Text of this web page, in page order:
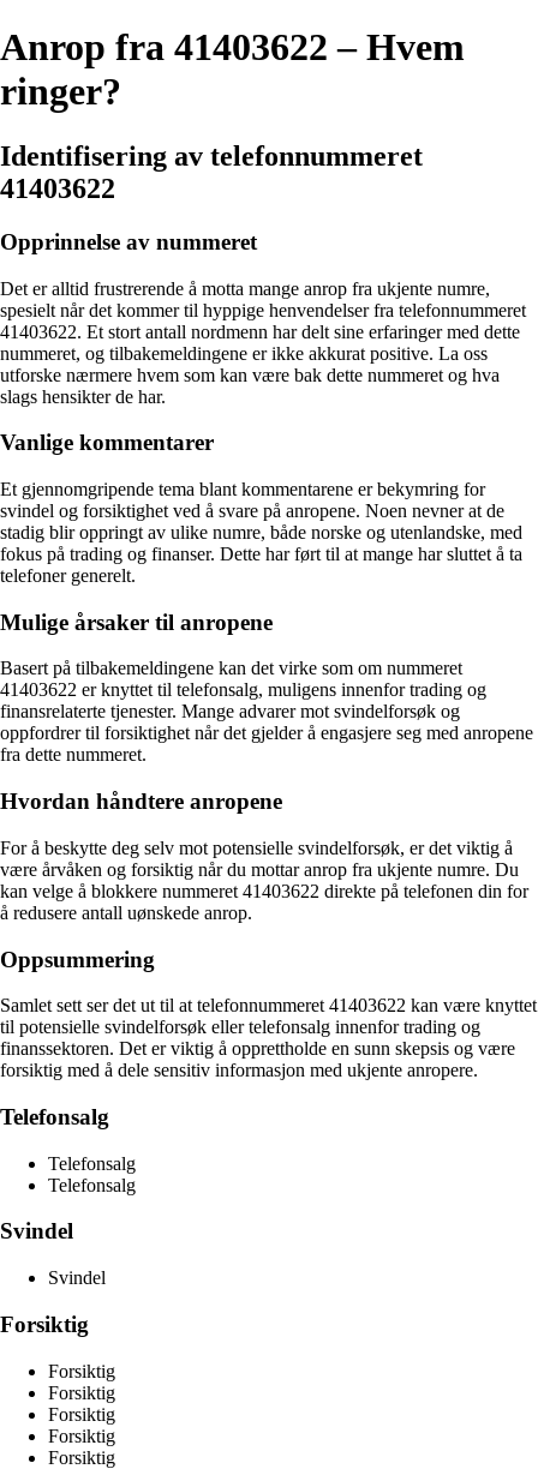
Anrop fra 41403622 – Hvem
ringer?
Identifisering av telefonnummeret
41403622
Opprinnelse av nummeret
Det er alltid frustrerende å motta mange anrop fra ukjente numre,
spesielt når det kommer til hyppige henvendelser fra telefonnummeret
41403622. Et stort antall nordmenn har delt sine erfaringer med dette
nummeret, og tilbakemeldingene er ikke akkurat positive. La oss
utforske nærmere hvem som kan være bak dette nummeret og hva
slags hensikter de har.
Vanlige kommentarer
Et gjennomgripende tema blant kommentarene er bekymring for
svindel og forsiktighet ved å svare på anropene. Noen nevner at de
stadig blir oppringt av ulike numre, både norske og utenlandske, med
fokus på trading og finanser. Dette har ført til at mange har sluttet å ta
telefoner generelt.
Mulige årsaker til anropene
Basert på tilbakemeldingene kan det virke som om nummeret
41403622 er knyttet til telefonsalg, muligens innenfor trading og
finansrelaterte tjenester. Mange advarer mot svindelforsøk og
oppfordrer til forsiktighet når det gjelder å engasjere seg med anropene
fra dette nummeret.
Hvordan håndtere anropene
For å beskytte deg selv mot potensielle svindelforsøk, er det viktig å
være årvåken og forsiktig når du mottar anrop fra ukjente numre. Du
kan velge å blokkere nummeret 41403622 direkte på telefonen din for
å redusere antall uønskede anrop.
Oppsummering
Samlet sett ser det ut til at telefonnummeret 41403622 kan være knyttet
til potensielle svindelforsøk eller telefonsalg innenfor trading og
finanssektoren. Det er viktig å opprettholde en sunn skepsis og være
forsiktig med å dele sensitiv informasjon med ukjente anropere.
Telefonsalg
Telefonsalg
Telefonsalg
Svindel
Svindel
Forsiktig
Forsiktig
Forsiktig
Forsiktig
Forsiktig
Forsiktig